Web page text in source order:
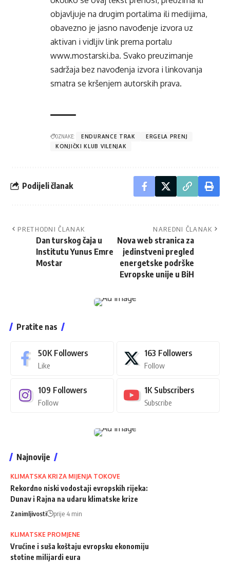
objavljuje na drugim portalima ili medijima,
obavezno je jasno navođenje izvora uz
aktivan i vidljiv link prema portalu
www.mostarski.ba. Svako preuzimanje
sadržaja bez navođenja izvora i linkovanja
smatra se kršenjem autorskih prava.
OZNAKE: ENDURANCE TRAK
ERGELA PRENJ
KONJIČKI KLUB VILENJAK
Podijeli članak
PRETHODNI ČLANAK
Dan turskog čaja u
Institutu Yunus Emre
Mostar
NAREDNI ČLANAK
Nova web stranica za
jedinstveni pregled
energetske podrške
Evropske unije u BiH
Pratite nas
50K Followers
Like
163 Followers
Follow
109 Followers
Follow
1K Subscribers
Subscribe
Najnovije
KLIMATSKA KRIZA MIJENJA TOKOVE
Rekordno niski vodostaji evropskih rijeka:
Dunav i Rajna na udaru klimatske krize
Zanimljivosti prije 4 min
KLIMATSKE PROMJENE
Vrućine i suša koštaju evropsku ekonomiju
stotine milijardi eura